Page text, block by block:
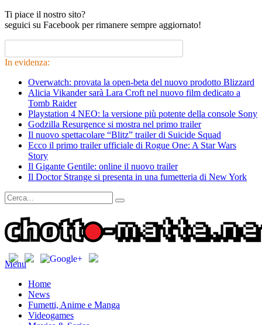
Ti piace il nostro sito?
seguici su Facebook per rimanere sempre aggiornato!
In evidenza:
Overwatch: provata la open-beta del nuovo prodotto Blizzard
Alicia Vikander sarà Lara Croft nel nuovo film dedicato a
Tomb Raider
Playstation 4 NEO: la versione più potente della console Sony
Godzilla Resurgence si mostra nel primo trailer
Il nuovo spettacolare “Blitz” trailer di Suicide Squad
Ecco il primo trailer ufficiale di Rogue One: A Star Wars
Story
Il Gigante Gentile: online il nuovo trailer
Il Doctor Strange si presenta in una fumetteria di New York
Menu
Home
News
Fumetti, Anime e Manga
Videogames